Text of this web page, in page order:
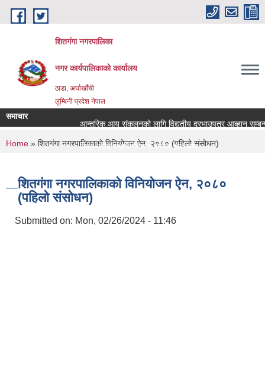
Skip to main content
शितगंगा नगरपालिका
नगर कार्यपालिकाकाे कार्यालय
ठाडा, अर्घाखाँची
लुम्बिनी प्रदेश नेपाल
समाचार
आन्तरिक आय संकलनको लागि विद्युतीय दरभाउपत्र आब्हान
रिक्त पदमा स्थायी शिक्षक सरुवा सम्बन्धमा ।।।
You are here
Home » शितगंगा नगरपालिकाकाे विनियोजन ऐन, २०८० (पहिलो संसोधन)
शितगंगा नगरपालिकाकाे विनियोजन ऐन, २०८०
(पहिलो संसोधन)
Submitted on: Mon, 02/26/2024 - 11:46